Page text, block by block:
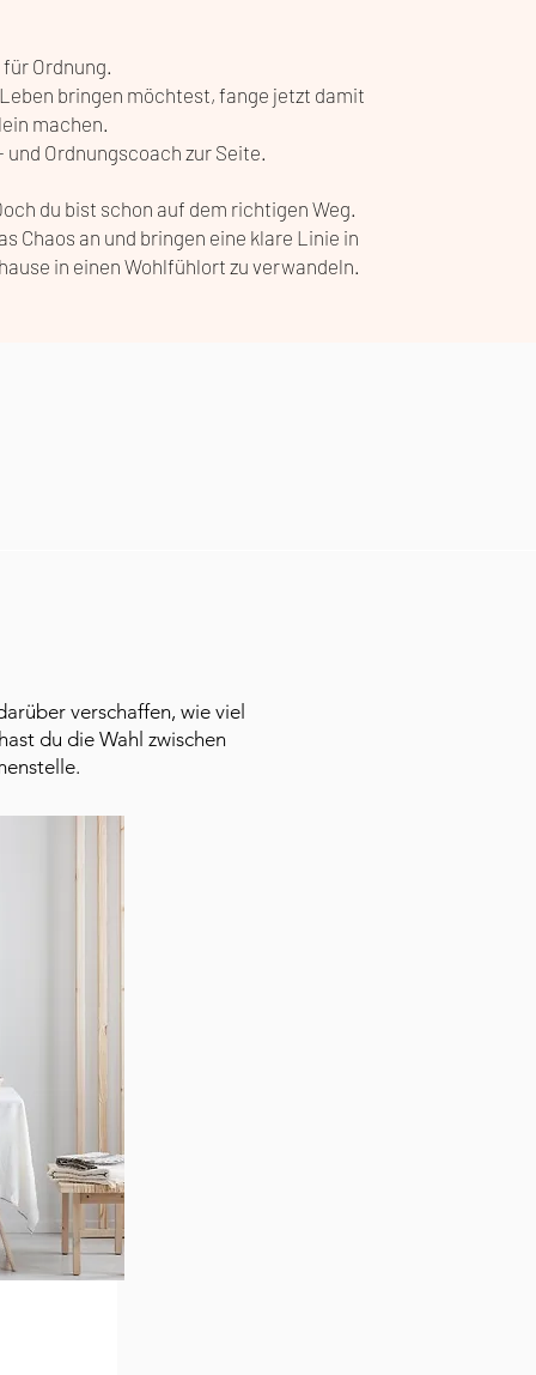
Ordnung.
bringen möchtest, fange jetzt damit
machen.
Ordnungscoach zur Seite.
du bist schon auf dem richtigen Weg.
Chaos an und bringen eine klare Linie in
in einen Wohlfühlort zu verwandeln.
verschaffen, wie viel
du die Wahl zwischen